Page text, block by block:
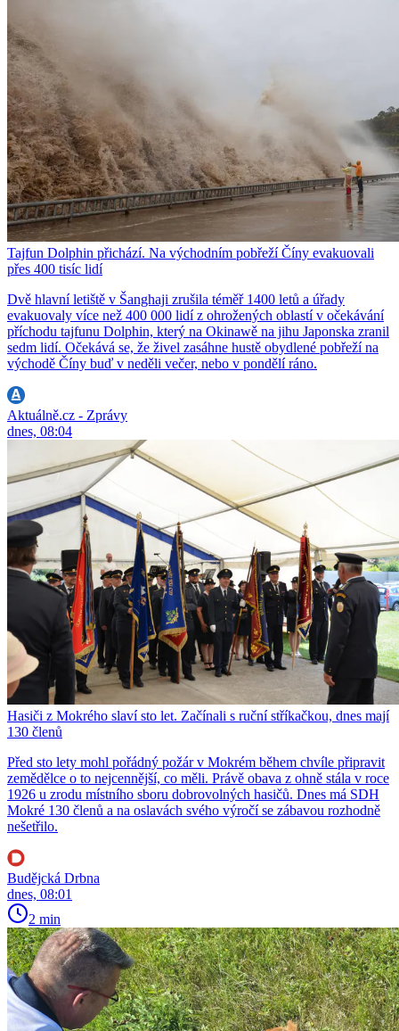
Tajfun Dolphin přichází. Na východním pobřeží Číny evakuovali
přes 400 tisíc lidí
Dvě hlavní letiště v Šanghaji zrušila téměř 1400 letů a úřady
evakuovaly více než 400 000 lidí z ohrožených oblastí v očekávání
příchodu tajfunu Dolphin, který na Okinawě na jihu Japonska zranil
sedm lidí. Očekává se, že živel zasáhne hustě obydlené pobřeží na
východě Číny buď v neděli večer, nebo v pondělí ráno.
Aktuálně.cz - Zprávy
dnes, 08:04
Hasiči z Mokrého slaví sto let. Začínali s ruční stříkačkou, dnes mají
130 členů
Před sto lety mohl pořádný požár v Mokrém během chvíle připravit
zemědělce o to nejcennější, co měli. Právě obava z ohně stála v roce
1926 u zrodu místního sboru dobrovolných hasičů. Dnes má SDH
Mokré 130 členů a na oslavách svého výročí se zábavou rozhodně
nešetřilo.
Budějcká Drbna
dnes, 08:01
2 min